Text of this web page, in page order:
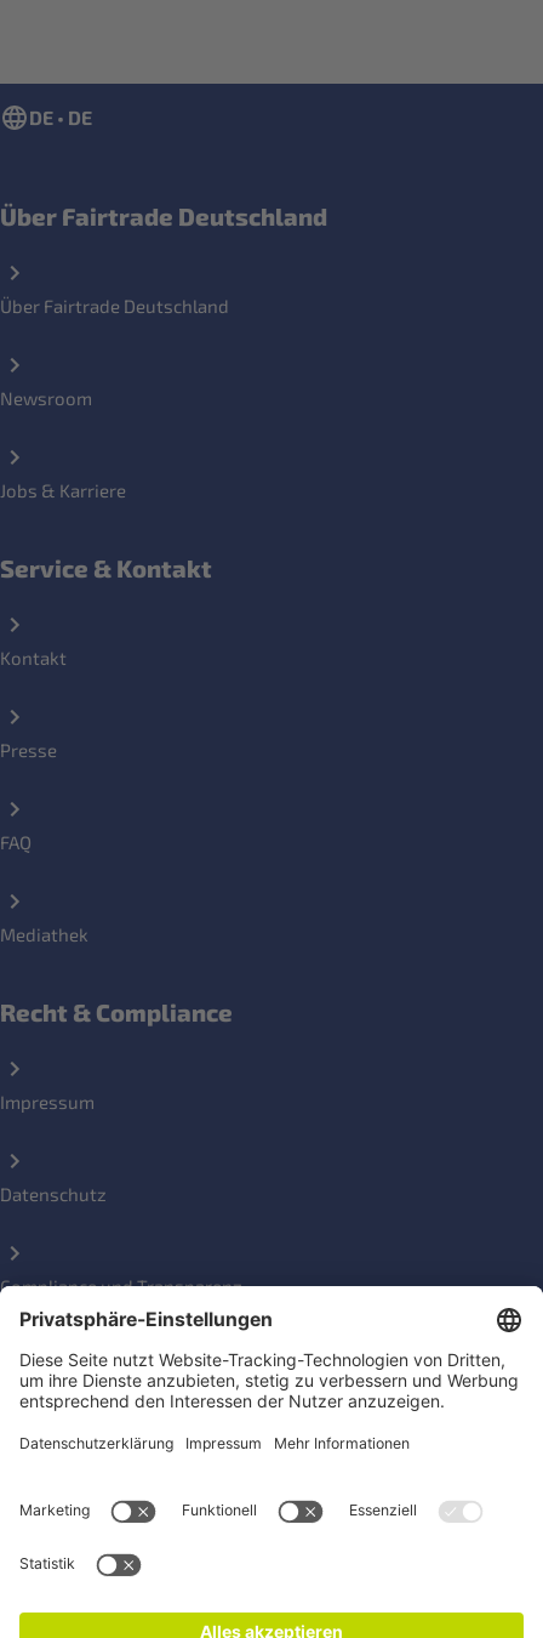
DE • DE
Über Fairtrade Deutschland
Über Fairtrade Deutschland
Newsroom
Jobs & Karriere
Service & Kontakt
Kontakt
Presse
FAQ
Mediathek
Recht & Compliance
Impressum
Datenschutz
Compliance und Transparenz
Beschwerde einreichen
Social Media Kanäle
Newsletter für Konsument*innen und Aktive